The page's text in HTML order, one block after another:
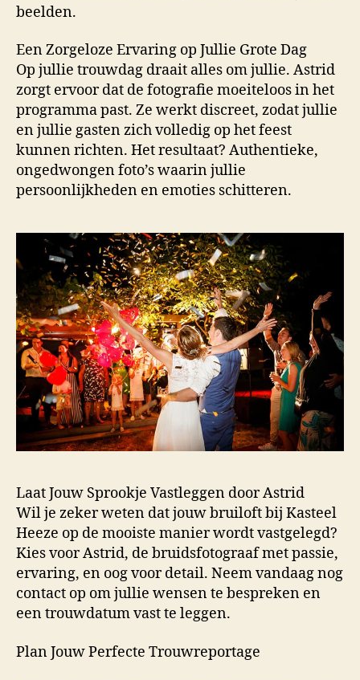
beelden.
Een Zorgeloze Ervaring op Jullie Grote Dag
Op jullie trouwdag draait alles om jullie. Astrid
zorgt ervoor dat de fotografie moeiteloos in het
programma past. Ze werkt discreet, zodat jullie
en jullie gasten zich volledig op het feest
kunnen richten. Het resultaat? Authentieke,
ongedwongen foto’s waarin jullie
persoonlijkheden en emoties schitteren.
Laat Jouw Sprookje Vastleggen door Astrid
Wil je zeker weten dat jouw bruiloft bij Kasteel
Heeze op de mooiste manier wordt vastgelegd?
Kies voor Astrid, de bruidsfotograaf met passie,
ervaring, en oog voor detail. Neem vandaag nog
contact op om jullie wensen te bespreken en
een trouwdatum vast te leggen.
Plan Jouw Perfecte Trouwreportage